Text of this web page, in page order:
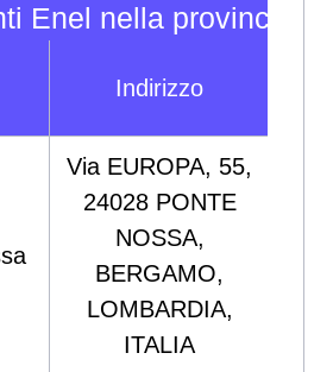
Enel nella provincia
Indirizzo
Via EUROPA, 55,
24028 PONTE
NOSSA,
BERGAMO,
LOMBARDIA,
ITALIA